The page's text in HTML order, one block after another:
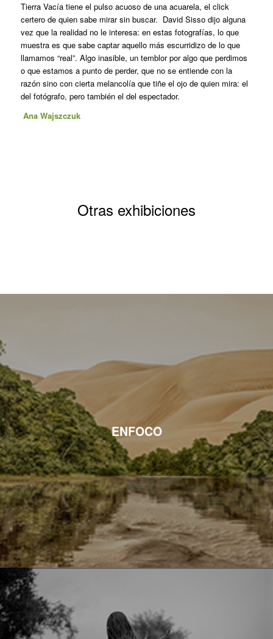
Tierra Vacía tiene el pulso acuoso de una acuarela, el click
certero de quien sabe mirar sin buscar. David Sisso dijo alguna
vez que la realidad no le interesa: en estas fotografías, lo que
muestra es que sabe captar aquello más escurridizo de lo que
llamamos “real”. Algo inasible, un temblor por algo que perdimos
o que estamos a punto de perder, que no se entiende con la
razón sino con cierta melancolía que tiñe el ojo de quien mira: el
del fotógrafo, pero también el del espectador.
Ana Wajszczuk
Otras exhibiciones
ENFOCO